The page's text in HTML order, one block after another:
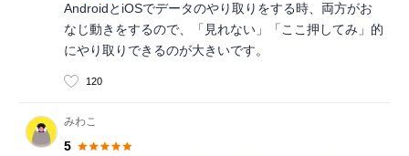
AndroidとiOSでデータのやり取りをする時、両方がお
なじ動きをするので、「見れない」「ここ押してみ」的
にやり取りできるのが大きいです。
120
みわこ
5